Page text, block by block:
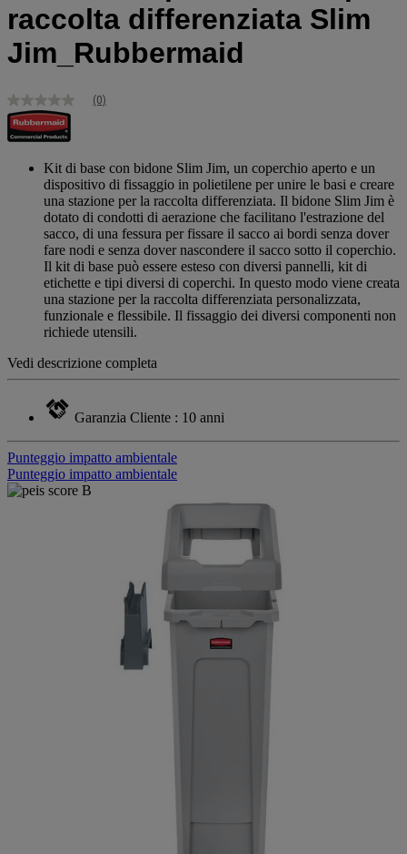
raccolta differenziata Slim
Jim_Rubbermaid
Nessuna
valutazione
Stesso
pagina.
(0)
Kit di base con bidone Slim Jim, un coperchio aperto e un
dispositivo di fissaggio in polietilene per unire le basi e creare
una stazione per la raccolta differenziata. Il bidone Slim Jim è
dotato di condotti di aerazione che facilitano l'estrazione del
sacco, di una fessura per fissare il sacco ai bordi senza dover
fare nodi e senza dover nascondere il sacco sotto il coperchio.
Il kit di base può essere esteso con diversi pannelli, kit di
etichette e tipi diversi di coperchi. In questo modo viene creata
una stazione per la raccolta differenziata personalizzata,
funzionale e flessibile. Il fissaggio dei diversi componenti non
richiede utensili.
Vedi descrizione completa
Garanzia Cliente : 10 anni
Punteggio impatto ambientale
Punteggio impatto ambientale